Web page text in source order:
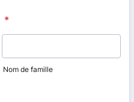
*
Nom de famille